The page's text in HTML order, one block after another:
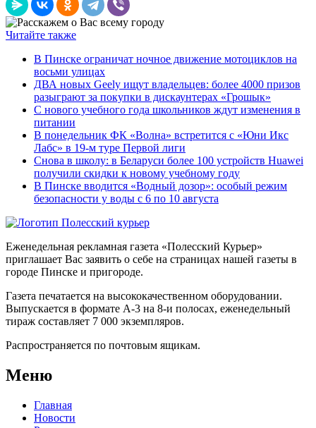
Читайте также
В Пинске ограничат ночное движение мотоциклов на
восьми улицах
ДВА новых Geely ищут владельцев: более 4000 призов
разыграют за покупки в дискаунтерах «Грошык»
С нового учебного года школьников ждут изменения в
питании
В понедельник ФК «Волна» встретится с «Юни Икс
Лабс» в 19-м туре Первой лиги
Снова в школу: в Беларуси более 100 устройств Huawei
получили скидки к новому учебному году
В Пинске вводится «Водный дозор»: особый режим
безопасности у воды с 6 по 10 августа
Еженедельная рекламная газета «Полесский Курьер»
приглашает Вас заявить о себе на страницах нашей газеты в
городе Пинске и пригороде.
Газета печатается на высококачественном оборудовании.
Выпускается в формате А-3 на 8-и полосах, еженедельный
тираж составляет 7 000 экземпляров.
Распространяется по почтовым ящикам.
Меню
Главная
Новости